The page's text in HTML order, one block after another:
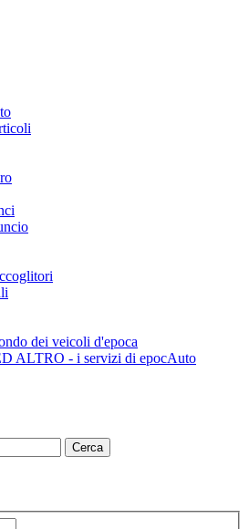
dei veicoli d'epoca
ALTRO - i servizi di epocAuto
Cerca